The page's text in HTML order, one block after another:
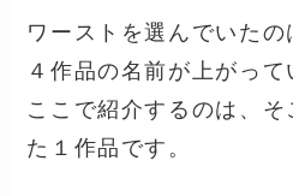
ワーストを選んでいたの
４作品の名前が上がって
ここで紹介するのは、
た１作品です。